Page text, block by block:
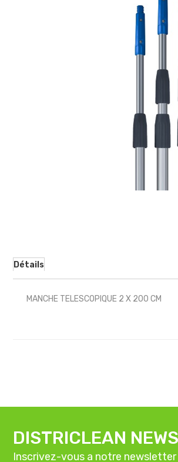
Détails
MANCHE TELESCOPIQUE 2 X 200 CM
DISTRICLEAN
Inscrivez-vous a notre